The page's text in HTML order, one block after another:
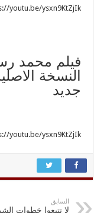
youtu.be/ysxn9KtZjIk
فيلم محمد
النسخة
جديد
youtu.be/ysxn9KtZjIk
السابق
لا تتبعوا خطوات